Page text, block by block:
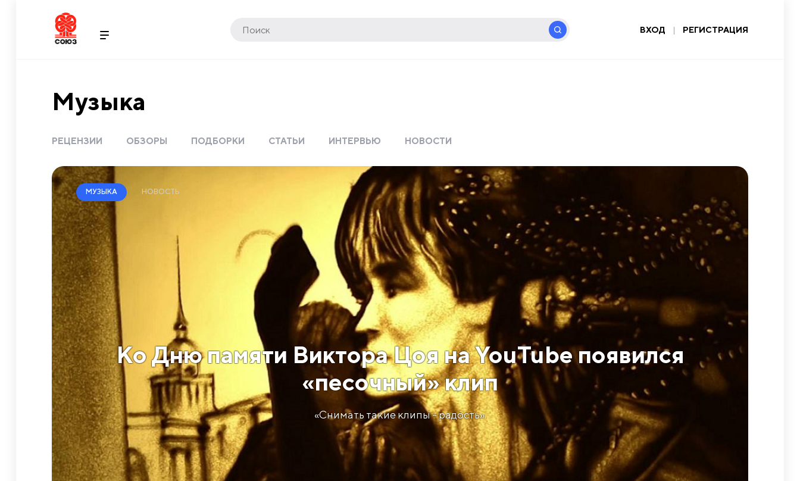
ВХОД | РЕГИСТРАЦИЯ
Музыка
РЕЦЕНЗИИ ОБЗОРЫ ПОДБОРКИ СТАТЬИ ИНТЕРВЬЮ НОВОСТИ
Ко Дню памяти Виктора Цоя на YouTube появился
«песочный» клип
«Снимать такие клипы - радость».
МУЗЫКА НОВОСТЬ